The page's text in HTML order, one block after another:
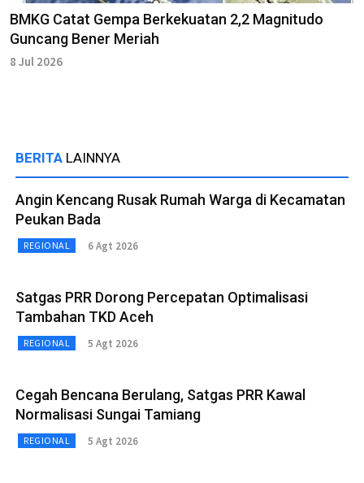
BMKG Catat Gempa Berkekuatan 2,2 Magnitudo
Guncang Bener Meriah
8 Jul 2026
BERITA LAINNYA
Angin Kencang Rusak Rumah Warga di Kecamatan
Peukan Bada
REGIONAL 6 Agt 2026
Satgas PRR Dorong Percepatan Optimalisasi
Tambahan TKD Aceh
REGIONAL 5 Agt 2026
Cegah Bencana Berulang, Satgas PRR Kawal
Normalisasi Sungai Tamiang
REGIONAL 5 Agt 2026